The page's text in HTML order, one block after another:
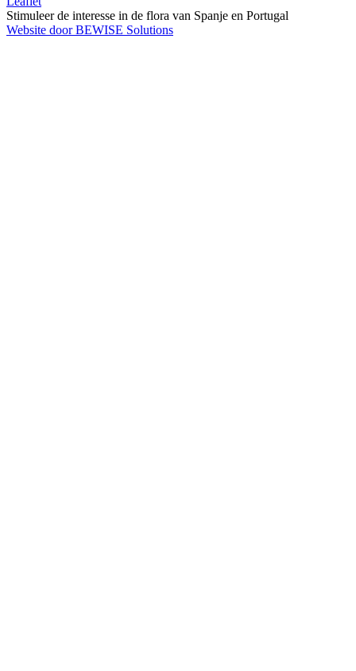
Stimuleer de interesse in de flora van Spanje en Portugal
Website door BEWISE Solutions